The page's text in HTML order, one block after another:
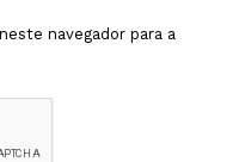
navegador para a